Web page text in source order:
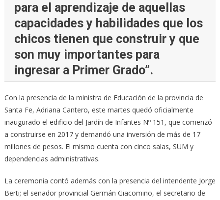
para el aprendizaje de aquellas
capacidades y habilidades que los
chicos tienen que construir y que
son muy importantes para
ingresar a Primer Grado”.
Con la presencia de la ministra de Educación de la provincia de
Santa Fe, Adriana Cantero, este martes quedó oficialmente
inaugurado el edificio del Jardín de Infantes Nº 151, que comenzó
a construirse en 2017 y demandó una inversión de más de 17
millones de pesos. El mismo cuenta con cinco salas, SUM y
dependencias administrativas.
La ceremonia contó además con la presencia del intendente Jorge
Berti; el senador provincial Germán Giacomino, el secretario de